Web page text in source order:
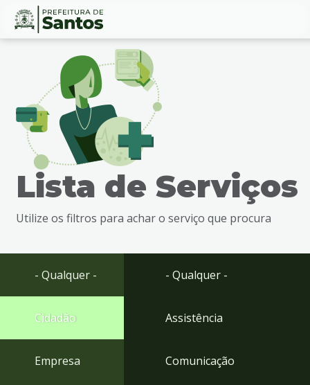
Ir
busca
Ir
rodapé
Conteúdo
Lista de Serviços
Utilize os filtros para achar o serviço que procura
- Qualquer -
Cidadão
Empresa
- Qualquer -
Assistência
Comunicação